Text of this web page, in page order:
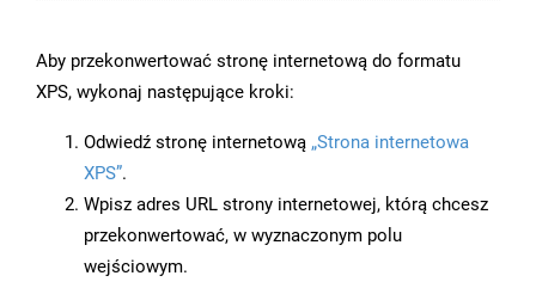
Aby przekonwertować stronę internetową do formatu
XPS, wykonaj następujące kroki:
Odwiedź stronę internetową „Strona internetowa
XPS”.
Wpisz adres URL strony internetowej, którą chcesz
przekonwertować, w wyznaczonym polu
wejściowym.